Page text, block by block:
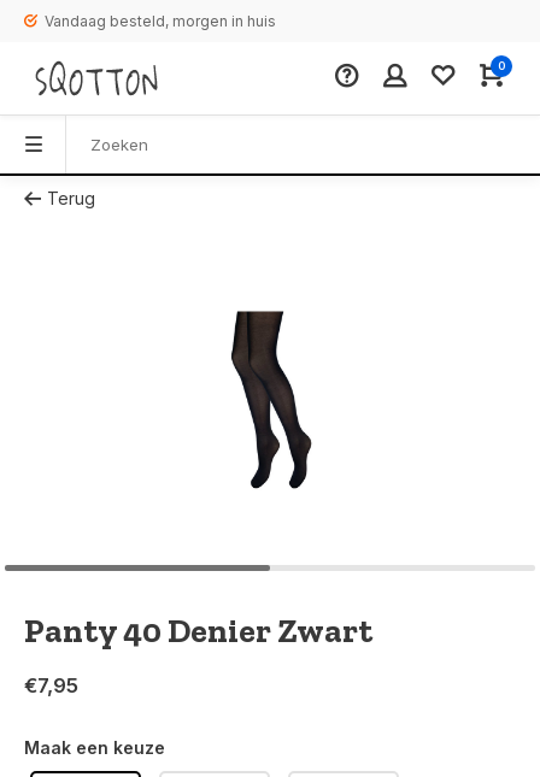
Vandaag besteld, morgen in huis
0
Terug
Panty 40 Denier Zwart
€7,95
Maak een keuze